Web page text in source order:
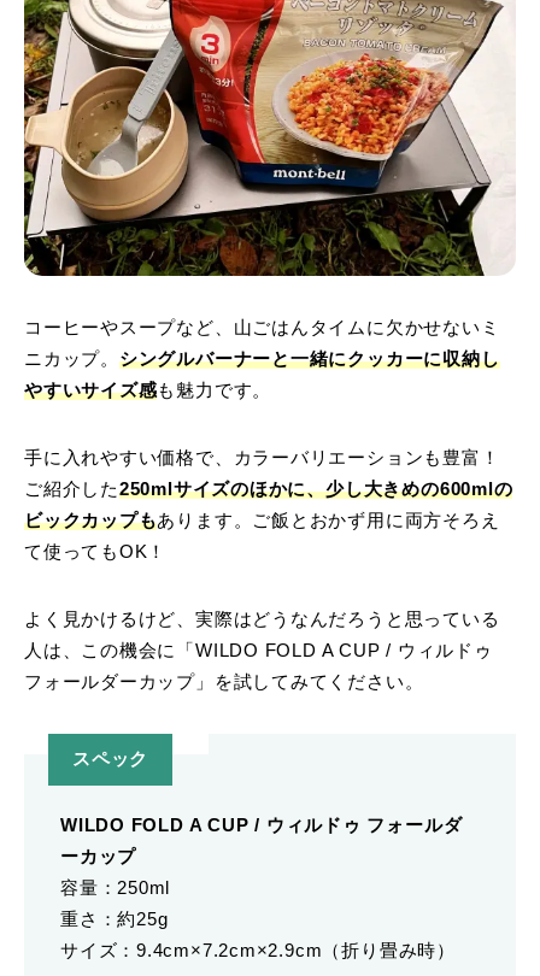
コーヒーやスープなど、山ごはんタイムに欠かせないミ
ニカップ。 シングルバーナーと一緒にクッカーに収納し
やすいサイズ感も魅力です。
手に入れやすい価格で、カラーバリエーションも豊富！
ご紹介した250mlサイズのほかに、少し大きめの600mlの
ビックカップもあります。ご飯とおかず用に両方そろえ
て使ってもOK！
よく見かけるけど、実際はどうなんだろうと思っている
人は、この機会に「WILDO FOLD A CUP / ウィルドゥ
フォールダーカップ」を試してみてください。
スペック
WILDO FOLD A CUP / ウィルドゥ フォールダ
ーカップ
容量：250ml
重さ：約25g
サイズ：9.4cm×7.2cm×2.9cm（折り畳み時）